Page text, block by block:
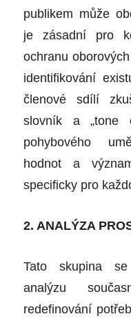
publikem může
je zásadní pro
ochranu
identifikování
členové sdílí
slovník a „tone
pohybového
hodnot a
specificky pro
2. ANALÝZA
Tato skupina
analýzu
redefinování